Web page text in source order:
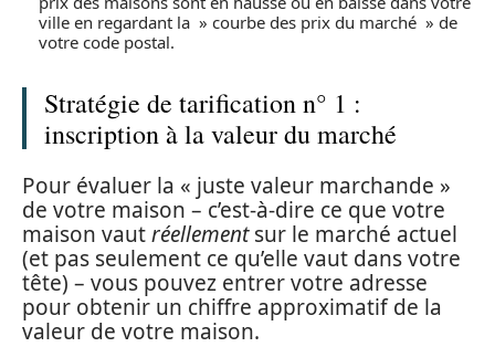
ville en regardant la » courbe des prix du marché » de
votre code postal.
Stratégie de tarification n° 1 :
inscription à la valeur du marché
Pour évaluer la « juste valeur marchande »
de votre maison – c’est-à-dire ce que votre
maison vautréellementsur le marché actuel
(et pas seulement ce qu’elle vaut dans votre
tête) – vous pouvez entrer votre adresse
pour obtenir un chiffre approximatif de la
valeur de votre maison.